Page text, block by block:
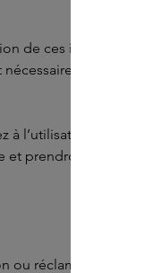
de ces images, nous
nos
l’utilisation d’une
prendrons les
réclamation, vous